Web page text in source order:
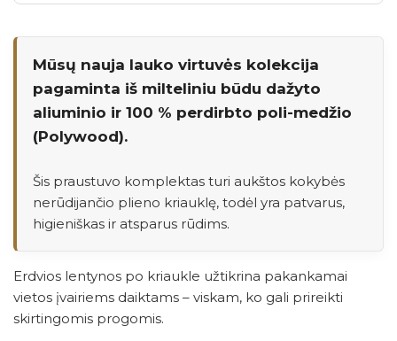
Mūsų nauja lauko virtuvės kolekcija
pagaminta iš milteliniu būdu dažyto
aliuminio ir 100 % perdirbto poli-medžio
(Polywood).
Šis praustuvo komplektas turi aukštos kokybės
nerūdijančio plieno kriauklę, todėl yra patvarus,
higieniškas ir atsparus rūdims.
Erdvios lentynos po kriaukle užtikrina pakankamai
vietos įvairiems daiktams – viskam, ko gali prireikti
skirtingomis progomis.